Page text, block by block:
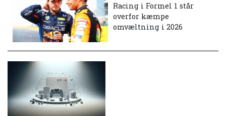
Racing i Formel 1 står
overfor kæmpe
omvæltning i 2026